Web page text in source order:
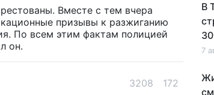
Вместе с тем вчера
призывы к разжиганию
По всем этим фактам полицией
он.
3208 172
В
7